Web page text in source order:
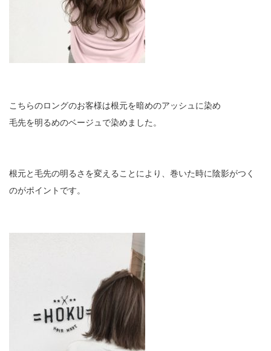
こちらのロングのお客様は根元を暗めのアッシュに染め
毛先を明るめのベージュで染めました。
根元と毛先の明るさを変えることにより、巻いた時に陰影がつく
のがポイントです。